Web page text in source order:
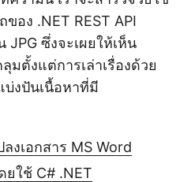
อง .NET REST API
JPG ซึ่งจะเผยให้เห็น
ตั้งแต่การเล่าเรื่องด้วย
งปันเนื้อหาที่มี
งเอกสาร MS Word
ยใช้ C# .NET